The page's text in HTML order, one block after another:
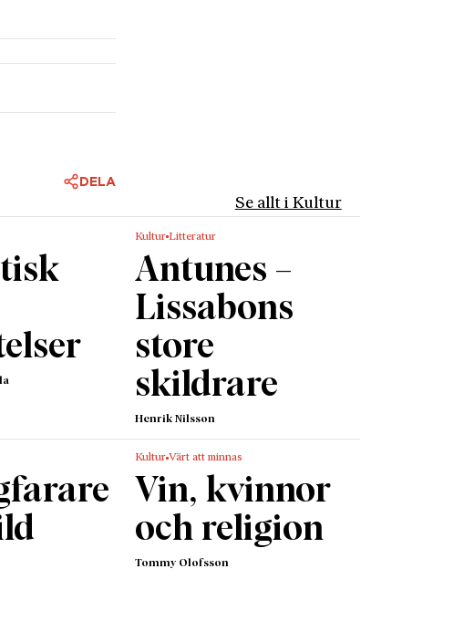
DELA
Se allt i Kultur
Kultur Litteratur
Antunes –
Lissabons
store
skildrare
Henrik Nilsson
Kultur Värt att minnas
Vin, kvinnor
och religion
Tommy Olofsson